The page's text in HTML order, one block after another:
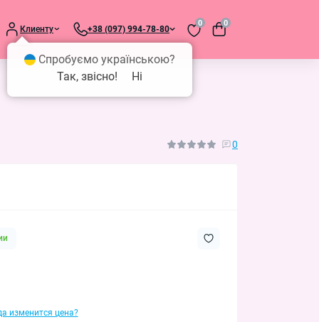
Клиенту +38 (097) 994-78-80
0 0
0
изменится цена?
Спробуємо українською?
Так, звісно!
Ні